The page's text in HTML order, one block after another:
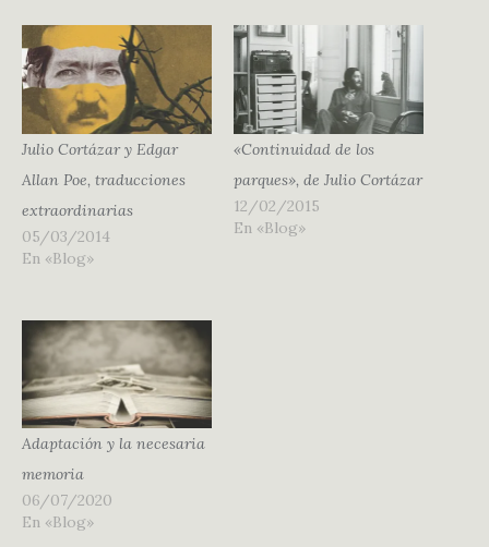
Julio Cortázar y Edgar
Allan Poe, traducciones
extraordinarias
05/03/2014
En «Blog»
«Continuidad de los
parques», de Julio Cortázar
12/02/2015
En «Blog»
Adaptación y la necesaria
memoria
06/07/2020
En «Blog»